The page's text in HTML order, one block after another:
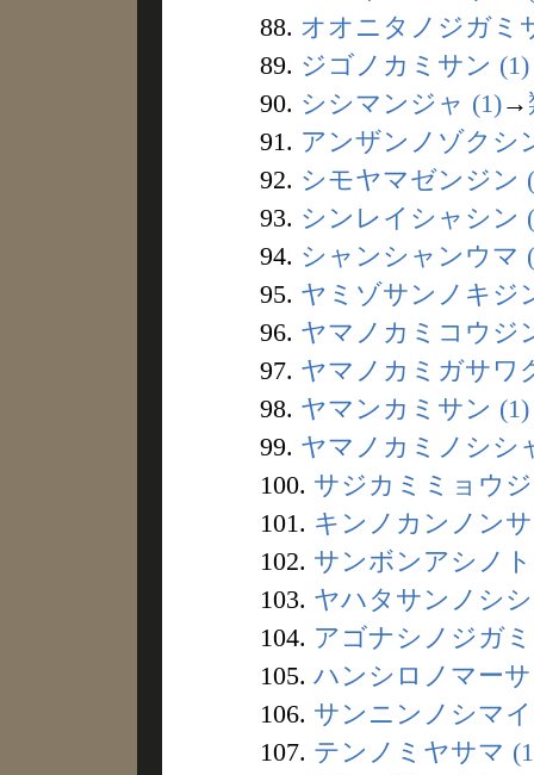
88. オオニタノジガミ
89. ジゴノカミサン (1)
90. シシマンジャ (1)→
91. アンザンノゾクシ
92. シモヤマゼンジン
93. シンレイシャシン
94. シャンシャンウマ
95. ヤミゾサンノキジ
96. ヤマノカミコウジ
97. ヤマノカミガサワ
98. ヤマンカミサン (1)
99. ヤマノカミノシシ
100. サジカミミョウ
101. キンノカンノン
102. サンボンアシノ
103. ヤハタサンノシ
104. アゴナシノジガ
105. ハンシロノマー
106. サンニンノシマ
107. テンノミヤサマ